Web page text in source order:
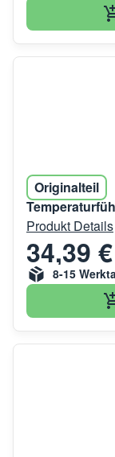
Originalteil
Produkt Details
34,39 €
8-15